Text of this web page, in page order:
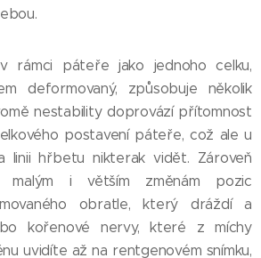
rámci páteře jako jednoho celku,
deformovaný, způsobuje několik
nestability doprovází přítomnost
postavení páteře, což ale u
linii hřbetu nikterak vidět. Zároveň
i větším změnám pozic
obratle, který dráždí a
kořenové nervy, které z míchy
uvidíte až na rentgenovém snímku,